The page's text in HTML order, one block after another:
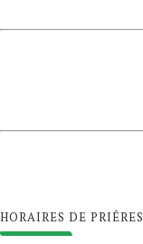
HORAIRES DE PRIÊRES